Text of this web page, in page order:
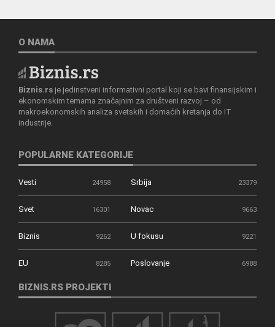
O NAMA
Biznis.rs je jedinstveni informativni portal koji se bavi finansijskim i
ekonomskim temama značajnim za društveni razvoj – od
makroekonomskih analiza svetskih i domaćih kretanja do IT
industrije.
POPULARNE KATEGORIJE
Vesti 24958 Srbija 23379
Svet 16301 Novac 9663
Biznis 9262 U fokusu 9221
EU 8285 Poslovanje 6988
BIZNIS.RS PROJEKTI